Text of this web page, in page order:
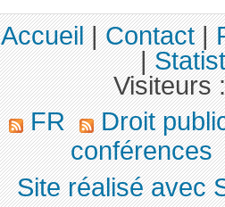
Accueil|Contact|
|
Visiteurs
FR
Droit
conférences
Site réalisé avec